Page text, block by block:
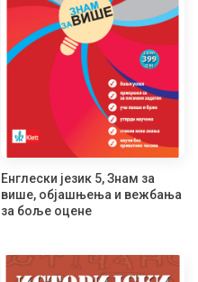
Енглески језик 5, Знам за
више, објашњења и вежбања
за боље оцене